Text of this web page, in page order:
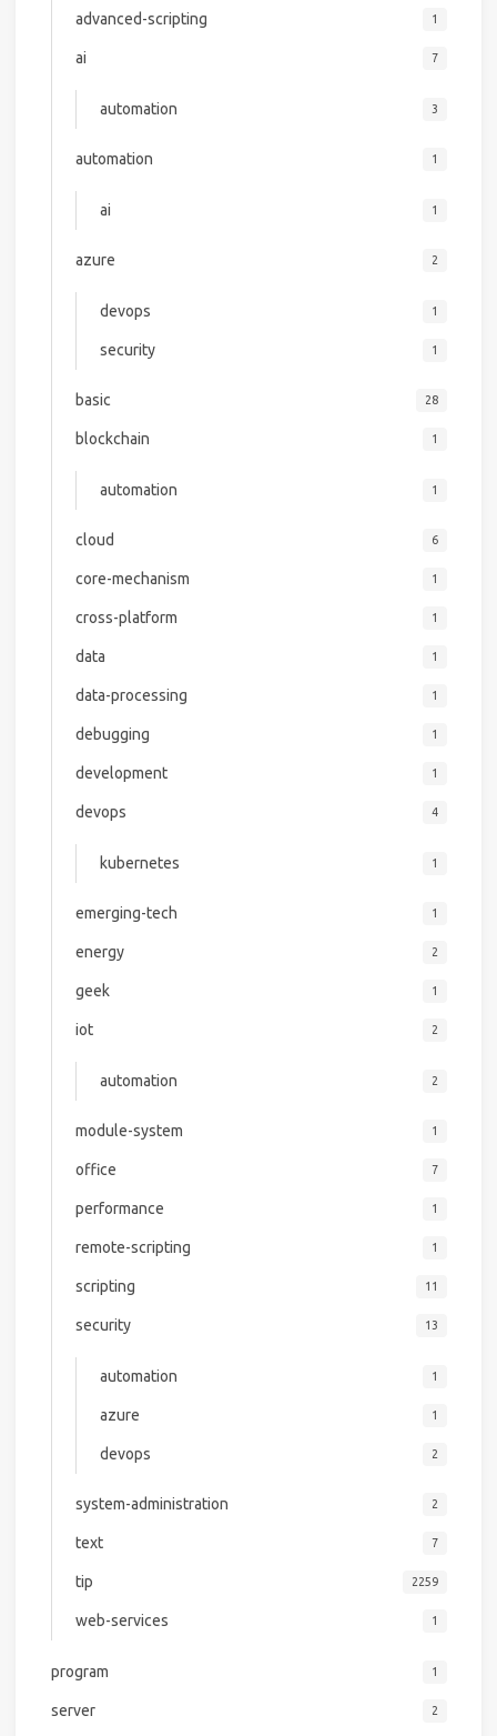
advanced-scripting 1
ai 7
automation 3
automation 1
ai 1
azure 2
devops 1
security 1
basic 28
blockchain 1
automation 1
cloud 6
core-mechanism 1
cross-platform 1
data 1
data-processing 1
debugging 1
development 1
devops 4
kubernetes 1
emerging-tech 1
energy 2
geek 1
iot 2
automation 2
module-system 1
office 7
performance 1
remote-scripting 1
scripting 11
security 13
automation 1
azure 1
devops 2
system-administration 2
text 7
tip 2259
web-services 1
program 1
server 2